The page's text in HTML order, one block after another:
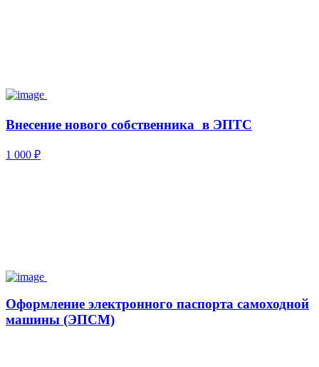
Внесение нового собственника в ЭПТС
1 000 ₽
Оформление электронного паспорта самоходной
машины (ЭПСМ)